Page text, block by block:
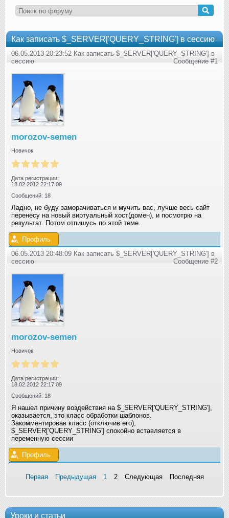
Уроки и статьи
Как записать $_SERVER['QUERY_STRING'] в сессию
06.05.2013 20:23:52 Как записать $_SERVER['QUERY_STRING'] в
сессию
Сообщение #1
morozov-semen
Новичок
Дата регистрации:
18.02.2012 22:17:09
Сообщений: 18
Ладно, не буду заморачиваться и мучить вас, лучше весь сайт
перенесу на новый виртуальный хост(домен), и посмотрю на
результат. Потом отпишусь по этой теме.
Профиль
06.05.2013 20:48:09 Как записать $_SERVER['QUERY_STRING'] в
сессию
Сообщение #2
morozov-semen
Новичок
Дата регистрации:
18.02.2012 22:17:09
Сообщений: 18
Я нашел причину воздействия на $_SERVER['QUERY_STRING'],
оказывается, это класс обработки шаблонов.
Закомментировав класс (отключив его),
$_SERVER['QUERY_STRING'] спокойно вставляется в
переменную сессии
Профиль
Первая Предыдущая 1 2 Следующая Последняя